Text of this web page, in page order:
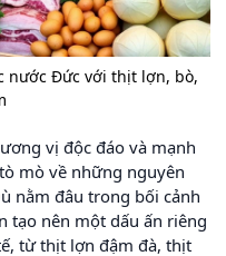
nước Đức với thịt lợn, bò,
vị độc đáo và mạnh
mò về những nguyên
nằm đâu trong bối cảnh
tạo nên một dấu ấn riêng
từ thịt lợn đậm đà, thịt